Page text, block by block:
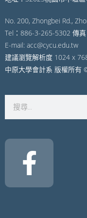
No. 200, Zhongbei Rd.,
Tel：886-3-265-5302 傳
E-mail: acc@cycu.edu.tw
建議瀏覽解析度 1024 x
中原大學會計系 版權所有